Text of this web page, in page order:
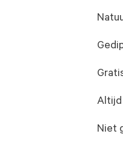
Altijd
Niet